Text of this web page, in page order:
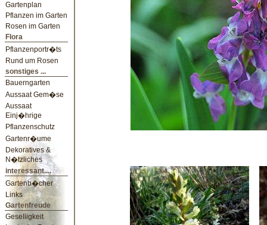
Gartenplan
Pflanzen im Garten
Rosen im Garten
Flora
Pflanzenportr�ts
Rund um Rosen
sonstiges ...
Bauerngarten
Aussaat Gem�se
Aussaat
Einj�hrige
Pflanzenschutz
Gartenr�ume
Dekoratives &
N�tzliches
interessant....
Gartenb�cher
Links
Gartenfreude
Geselligkeit